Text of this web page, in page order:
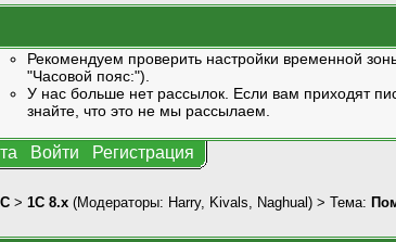
Рекомендуем проверить настройки временной
"Часовой пояс:").
У нас больше нет рассылок. Если вам приходят
знайте, что это не мы рассылаем.
Войти Регистрация
> 1С 8.x (Модераторы: Harry, Kivals Naghual) > Тема: